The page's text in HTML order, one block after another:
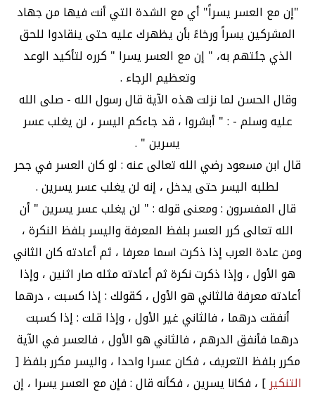
"إن مع العسر يسراً" أي مع الشدة التي أنت فيها من جهاد
المشركين يسراً ورخاءً بأن يظهرك عليه حتى ينقادوا للحق
الذي جئتهم به، " إن مع العسر يسرا " كرره لتأكيد الوعد
وتعظيم الرجاء .
وقال الحسن لما نزلت هذه الآية قال رسول الله - صلى الله
عليه وسلم - : " أبشروا ، قد جاءكم اليسر ، لن يغلب عسر
يسرين " .
قال ابن مسعود رضي الله تعالى عنه : لو كان العسر في جحر
لطلبه اليسر حتى يدخل ، إنه لن يغلب عسر يسرين .
قال المفسرون : ومعنى قوله : " لن يغلب عسر يسرين " أن
الله تعالى كرر العسر بلفظ المعرفة واليسر بلفظ النكرة ،
ومن عادة العرب إذا ذكرت اسما معرفا ، ثم أعادته كان الثاني
هو الأول ، وإذا ذكرت نكرة ثم أعادته مثله صار اثنين ، وإذا
أعادته معرفة فالثاني هو الأول ، كقولك : إذا كسبت ، درهما
أنفقت درهما ، فالثاني غير الأول ، وإذا قلت : إذا كسبت
درهما فأنفق الدرهم ، فالثاني هو الأول ، فالعسر في الآية
مكرر بلفظ التعريف ، فكان عسرا واحدا ، واليسر مكرر بلفظ [
التنكير] ، فكانا يسرين ، فكأنه قال : فإن مع العسر يسرا ، إن